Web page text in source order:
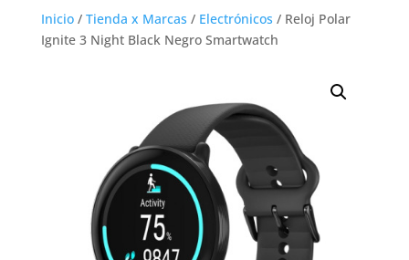
Inicio/ Tienda x Marcas / Electrónicos / Reloj Polar
Ignite 3 Night Black Negro Smartwatch